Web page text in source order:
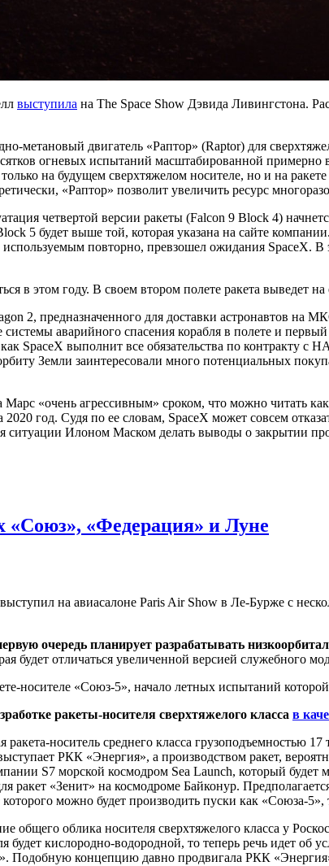
выступила на The Space Show Дэвида Ливингстона.
метановый двигатель «Раптор» (Raptor) для
огневых испытаний масштабированной примерно
на будущем сверхтяжелом носителе, но и на
«Раптор» позволит увеличить ресурс
четвертой версии ракеты (Falcon 9 Block 4)
5 будет выше той, которая указана на сайте
используемым повторно, превзошел ожидания SpaceX.
в этом году. В своем втором полете ракета выведет
2, предназначенного для доставки астронавтов на
аварийного спасения корабля в полете и
SpaceX выполнит все обязательства по контракту
Земли заинтересовали много потенциальных
Марс «очень агрессивным» сроком, что можно читать
год. Судя по ее словам, SpaceX может совсем
ситуации Илоном Маском делать выводы о закрытии
«Союз», «Федерация» и Луне
на авиасалоне Paris Air Show в Ле-Бурже с
очередь планирует разрабатывать
будет отличаться увеличенной версией служебного
носителе «Союз-5», начало летных испытаний
ракеты-носителя сверхтяжелого класса в
носитель среднего класса грузоподъемностью
РКК «Энергия», а производством ракет,
S7 морской космодром Sea Launch, который будет
ракет «Зенит» на космодроме Байконур.
можно будет производить пуски как «Союза-5»,
общего облика носителя сверхтяжелого класса у
будет кислородно-водородной, то теперь речь идет об
Подобную концепцию давно продвигала РКК